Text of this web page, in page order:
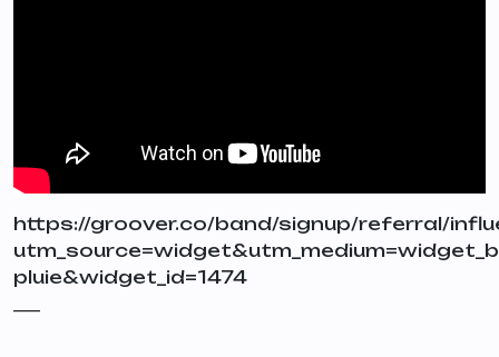
https://groover.co/band/signup/referral/
pluie&widget_id=1474